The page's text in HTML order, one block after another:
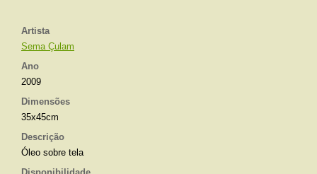
Artista
Sema Çulam
Ano
2009
Dimensões
35x45cm
Descrição
Óleo sobre tela